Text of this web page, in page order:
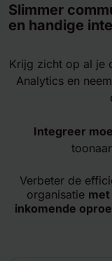
Slimmer
en handige
Krijg zicht op al je
Analytics en neem
Integreer
Verbeter de
organisatie met
inkomende